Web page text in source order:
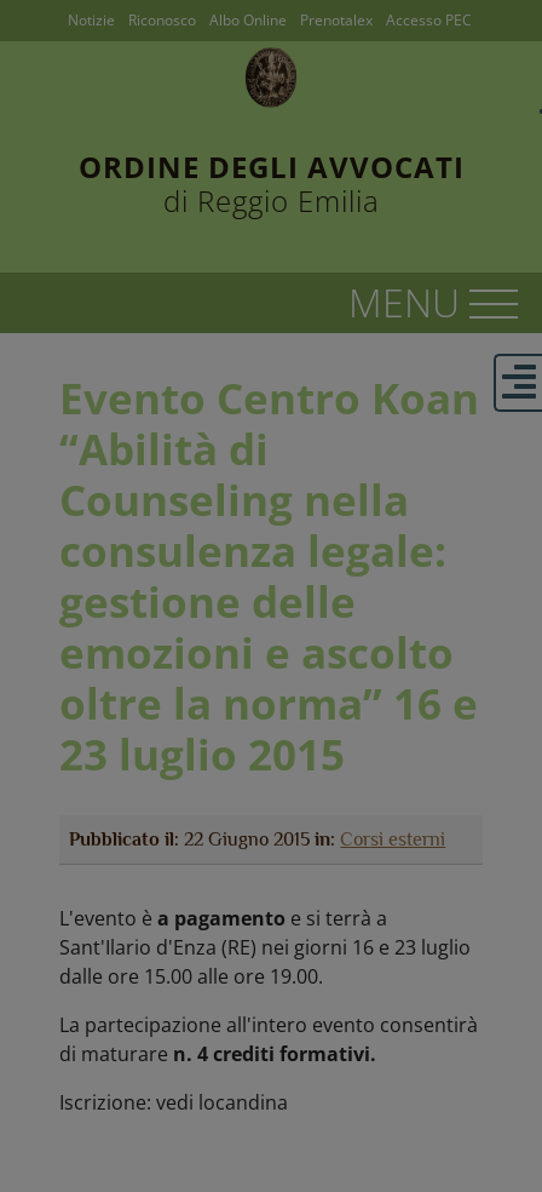
ORDINE DEGLI AVVOCATI
di Reggio Emilia
Notizie Riconosco Albo Online Prenotalex Accesso PEC
Evento Centro Koan
“Abilità di
Counseling nella
consulenza legale:
gestione delle
emozioni e ascolto
oltre la norma” 16 e
23 luglio 2015
Pubblicato il: 22 Giugno 2015in: Corsi esterni
L'evento èa pagamento e si terrà a
Sant'Ilario d'Enza (RE) nei giorni 16 e 23 luglio
dalle ore 15.00 alle ore 19.00.
La partecipazione all'intero evento consentirà
di maturare n. 4 crediti formativi.
Iscrizione: vedi locandina